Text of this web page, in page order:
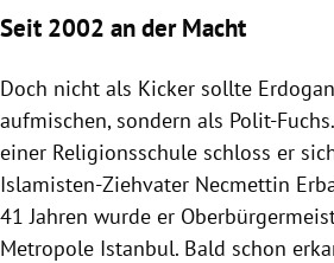
Seit 2002 an der Macht
Doch nicht als Kicker sollte Erdogan
aufmischen, sondern als Polit-
einer Religionsschule schloss er
Islamisten-Ziehvater Necmettin
41 Jahren wurde er
Metropole Istanbul. Bald schon